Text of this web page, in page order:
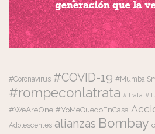
#Coronavirus #COVID-19
#rompeconlatrata #Trata
#WeAreOne #YoMeQuedoEnCasa
Adolescentes alianzas Bombay